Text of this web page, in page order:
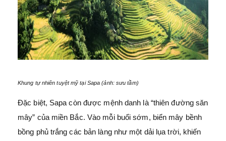
Khung tự nhiên tuyệt mỹ tại Sapa (ảnh: sưu tầm)
Đặc biệt, Sapa còn được mệnh danh là “thiên đường săn
mây” của miền Bắc. Vào mỗi buổi sớm, biển mây bềnh
bồng phủ trắng các bản làng như một dải lụa trời, khiến